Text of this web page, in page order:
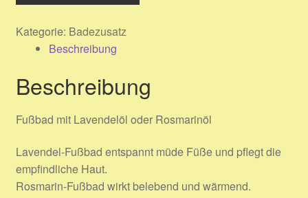
AGB
Kategorie: Badezusatz
Beschreibung
Beschreibung
Fußbad mit Lavendelöl oder Rosmarinöl
Lavendel-Fußbad entspannt müde Füße und pflegt die
empfindliche Haut.
Rosmarin-Fußbad wirkt belebend und wärmend.